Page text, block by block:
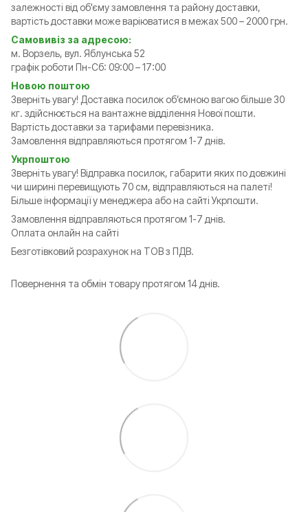
залежності від об'єму замовлення та району доставки,
вартість доставки може варіюватися в межах 500 – 2000 грн.
Самовивіз за адресою:
м. Ворзель, вул. Яблунська 52
графік роботи Пн-Сб: 09:00 – 17:00
Новою поштою
Зверніть увагу! Доставка посилок обʼємною вагою більше 30
кг. здійснюється на вантажне відділення Нової пошти.
Вартість доставки за тарифами перевізника.
Замовлення відправляються протягом 1-7 днів.
Укрпоштою
Зверніть увагу! Відправка посилок, габарити яких по довжині
чи ширині перевищують 70 см, відправляються на палеті!
Більше інформації у менеджера або на сайті Укрпошти.
Замовлення відправляються протягом 1-7 днів.
Оплата онлайн на сайті
Безготівковий розрахунок на ТОВ з ПДВ.
Повернення та обмін товару протягом 14 днів.